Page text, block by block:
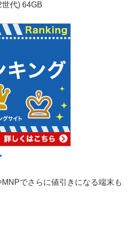
代) 64GB
でさらに値引きになる端末も